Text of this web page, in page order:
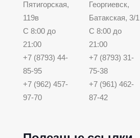
Пятигорская,
119в
С 8:00 до
21:00
+7 (8793) 44-
85-95
+7 (962) 457-
97-70
Георгиевск,
Батакская, 3/1
С 8:00 до
21:00
+7 (8793) 31-
75-38
+7 (961) 462-
87-42